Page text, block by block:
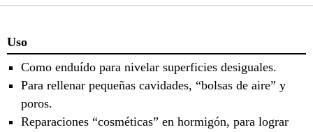
Uso
Como enduído para nivelar superficies desiguales.
Para rellenar pequeñas cavidades, “bolsas de aire” y
poros.
Reparaciones “cosméticas” en hormigón, para lograr